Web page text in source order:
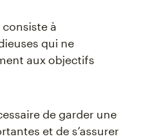
consiste à
qui ne
aux objectifs
de garder une
et de s’assurer